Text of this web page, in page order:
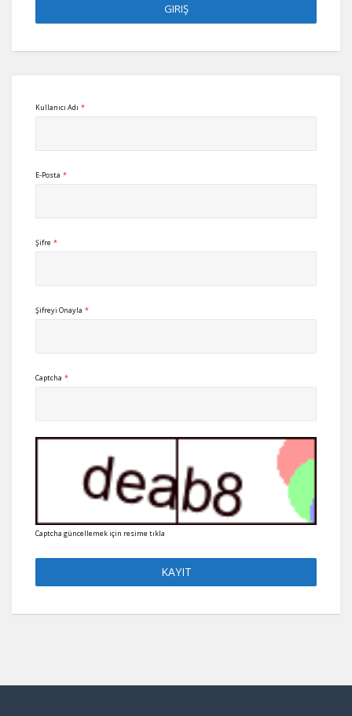
Kullanıcı Adı *
E-Posta *
Şifre *
Şifreyi Onayla *
Captcha *
Captcha güncellemek için resime tıkla